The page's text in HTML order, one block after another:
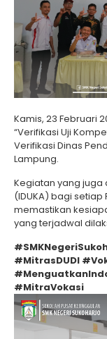
Kamis, 23 Februari
“Verifikasi Uji
Verifikasi Dinas
Lampung.
Kegiatan yang juga
(IDUKA) bagi
memastikan
yang terjadwal
#MitrasDUDI
#MitraVokasi